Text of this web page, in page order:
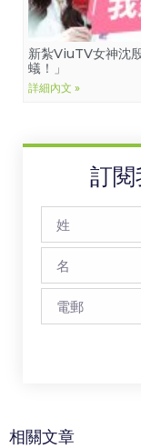
新紮ViuTV女神沈
蟻！」
詳細內文 »
訂
相關文章